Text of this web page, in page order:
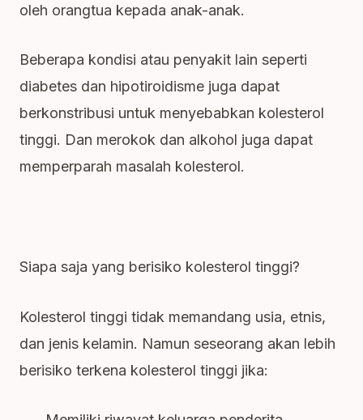
oleh orangtua kepada anak-anak.
Beberapa kondisi atau penyakit lain seperti
diabetes dan hipotiroidisme juga dapat
berkonstribusi untuk menyebabkan kolesterol
tinggi. Dan merokok dan alkohol juga dapat
memperparah masalah kolesterol.
Siapa saja yang berisiko kolesterol tinggi?
Kolesterol tinggi tidak memandang usia, etnis,
dan jenis kelamin. Namun seseorang akan lebih
berisiko terkena kolesterol tinggi jika: